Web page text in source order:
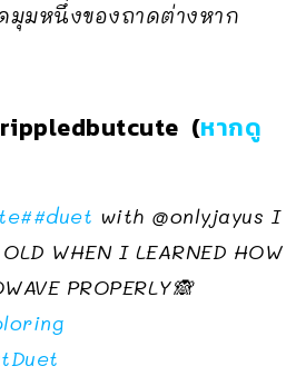
มุมหนึ่งของถาดต่างหาก
(หากดู
##duet with @onlyjayus I
WHEN I LEARNED HOW
PROPERLY🙈